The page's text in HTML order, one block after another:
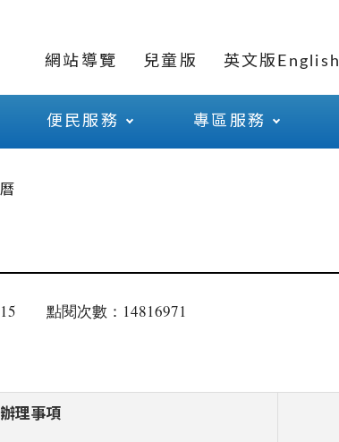
網站導覽 兒童版 英文版English
便民服務 專區服務
點閱次數：14816971
辦理事項